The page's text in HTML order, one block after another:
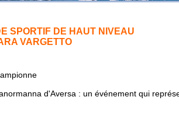
SPORTIF DE HAUT NIVEAU
VARGETTO
d'Aversa : un événement qui